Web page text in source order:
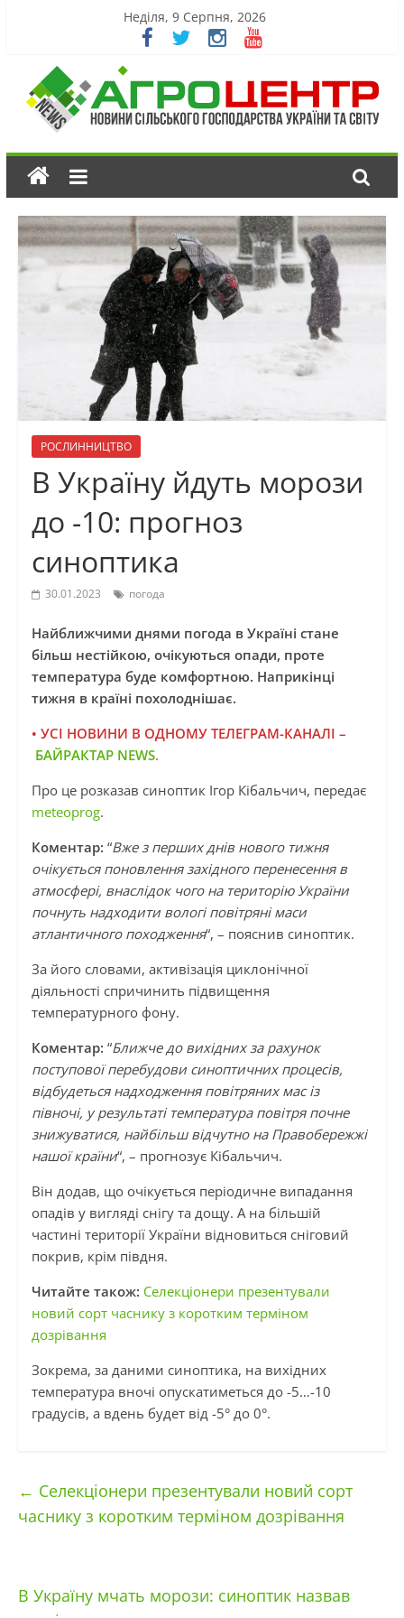
Неділя, 9 Серпня, 2026
РОСЛИННИЦТВО
В Україну йдуть морози
до -10: прогноз
синоптика
30.01.2023 погода
Найближчими днями погода в Україні стане
більш нестійкою, очікуються опади, проте
температура буде комфортною. Наприкінці
тижня в країні похолоднішає.
• УСІ НОВИНИ В ОДНОМУ ТЕЛЕГРАМ-КАНАЛІ –
БАЙРАКТАР NEWS.
Про це розказав синоптик Ігор Кібальчич, передає
meteoprog.
Коментар: “Вже з перших днів нового тижня
очікується поновлення західного перенесення в
атмосфері, внаслідок чого на територію України
почнуть надходити вологі повітряні маси
атлантичного походження“, – пояснив синоптик.
За його словами, активізація циклонічної
діяльності спричинить підвищення
температурного фону.
Коментар: “Ближче до вихідних за рахунок
поступової перебудови синоптичних процесів,
відбудеться надходження повітряних мас із
півночі, у результаті температура повітря почне
знижуватися, найбільш відчутно на Правобережжі
нашої країни“, – прогнозує Кібальчич.
Він додав, що очікується періодичне випадання
опадів у вигляді снігу та дощу. А на більшій
частині території України відновиться сніговий
покрив, крім півдня.
Читайте також: Селекціонери презентували
новий сорт часнику з коротким терміном
дозрівання
Зокрема, за даними синоптика, на вихідних
температура вночі опускатиметься до -5…-10
градусів, а вдень будет від -5° до 0°.
← Селекціонери презентували новий сорт
часнику з коротким терміном дозрівання
В Україну мчать морози: синоптик назвав